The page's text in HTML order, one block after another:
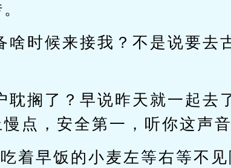
啥时候来接我？不是说要去
耽搁了？早说昨天就一起去
点，安全第一，听你这声
着早饭的小麦左等右等不